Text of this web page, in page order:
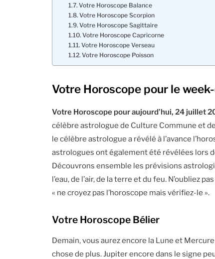
Votre Horoscope Balance
Votre Horoscope Scorpion
Votre Horoscope Sagittaire
Votre Horoscope Capricorne
Votre Horoscope Verseau
Votre Horoscope Poisson
Votre Horoscope pour le
Votre Horoscope pour aujourd’hui, 24 juillet
célèbre astrologue de Culture Commune et
le célèbre astrologue a révélé à l’avance
astrologues ont également été révélées lors
Découvrons ensemble les prévisions
l’eau, de l’air, de la terre et du feu. N’oubliez
« ne croyez pas l’horoscope mais vérifiez-le ».
Votre Horoscope Bélier
Demain, vous aurez encore la Lune et
chose de plus. Jupiter encore dans le signe